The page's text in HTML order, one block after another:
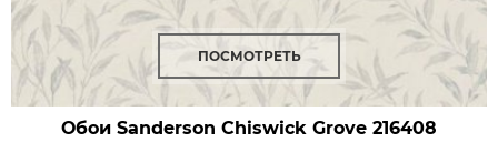
ПОСМОТРЕТЬ
Обои Sanderson Chiswick Grove 216408